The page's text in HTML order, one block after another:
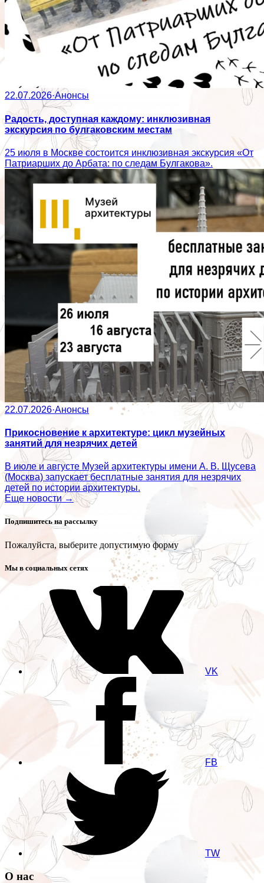
22.07.2026·Анонсы
Радость, доступная каждому: инклюзивная
экскурсия по булгаковским местам
25 июля в Москве состоится инклюзивная экскурсия «От
Патриарших до Арбата: по следам Булгакова».
22.07.2026·Анонсы
Прикосновение к архитектуре: цикл музейных
занятий для незрячих детей
В июле и августе Музей архитектуры имени А. В. Щусева
(Москва) запускает бесплатные занятия для незрячих
детей по истории архитектуры.
Еще новости →
Подпишитесь на рассылку
Пожалуйста, выберите допустимую форму
Мы в социальных сетях
VK
FB
TW
О нас